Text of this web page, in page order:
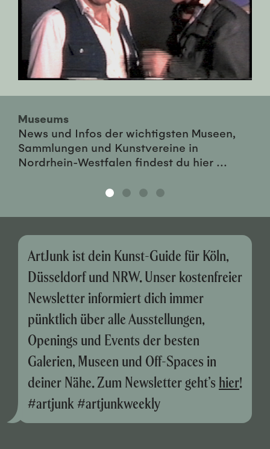
Museums
News und Infos der wichtigsten Museen,
Sammlungen und Kunstvereine in
Nordrhein-Westfalen findest du hier ...
ArtJunk ist dein Kunst-Guide für Köln,
Düsseldorf und NRW. Unser kostenfreier
Newsletter informiert dich immer
pünktlich über alle Ausstellungen,
Openings und Events der besten
Galerien, Museen und Off-Spaces in
deiner Nähe. Zum Newsletter geht’s hier!
#artjunk #artjunkweekly